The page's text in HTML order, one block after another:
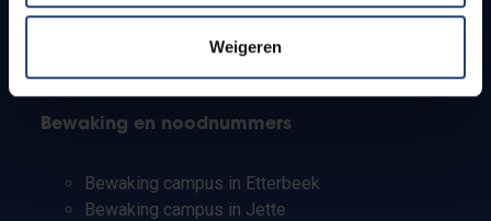
Weigeren
Leerkrachten en secundaire scholen
Bewaking en noodnummers
Bewaking campus in Etterbeek
Bewaking campus in Jette